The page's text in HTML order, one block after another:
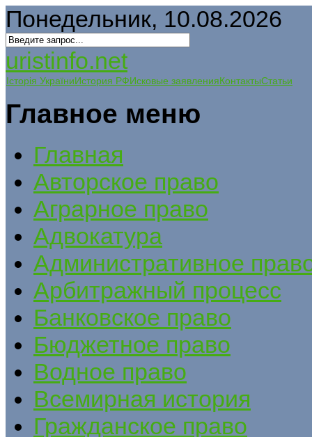
Понедельник, 10.08.2026
uristinfo.net
Історія УкраїниИстория РФИсковые заявленияКонтактыСтатьи
Главное меню
Главная
Авторское право
Аграрное право
Адвокатура
Административное
Арбитражный процесс
Банковское право
Бюджетное право
Водное право
Всемирная история
Гражданское право